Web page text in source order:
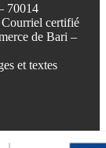
70014
certifié
de Bari –
et textes